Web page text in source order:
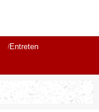
Entretenimiento